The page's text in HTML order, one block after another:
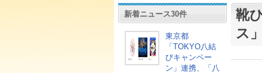
新着ニュース30件
東京都
「TOKYO八結
びキャンペー
ン」連携、「八
靴
ス」